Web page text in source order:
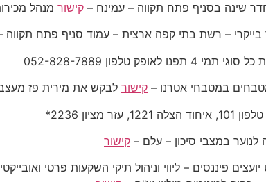
שינה בסניף פתח תקווה – עמינח – קישור מנהל מכירות
בייקרי – רשת בתי קפה ארצית – עמוד סניף פתח תקווה
4 תפנו לאופק טלפון 052-828-7889
במטבחי אטרנו – קישור לבקש את מירית פז מעצבת פנים – טלפון
עזר מציון 2236*
לנוער במצבי סיכון – עלם – קישור
פיננסים – ליווי וניהול תיקי השקעות פרטי